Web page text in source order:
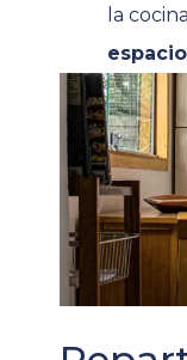
la
espacio